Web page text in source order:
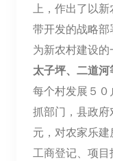
上，作出了以新
带开发的战略部
为新农村建设
太子坪、二道
每个村发展５
抓部门，县政府
元，对农家乐建
工商登记、项